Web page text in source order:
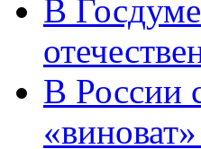
В
В России